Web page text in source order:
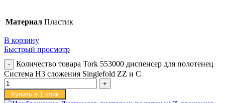
Материал Пластик
В корзину
Быстрый просмотр
Количество товара Tork 553000 диспенсер для полотенец
Система H3 сложения Singlefold ZZ и С
Купить в 1 клик